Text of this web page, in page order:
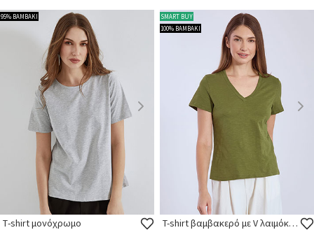
95% ΒΑΜΒΑΚΙ
Τ-shirt μονόχρωμο
SMART BUY
100% ΒΑΜΒΑΚΙ
T-shirt βαμβακερό με V λαιμόκοψη